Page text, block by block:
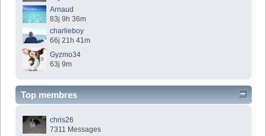
Arnaud
83j 9h 36m
charlieboy
66j 21h 41m
Gyzmo34
63j 9m
Top membres
chris26
7311 Messages